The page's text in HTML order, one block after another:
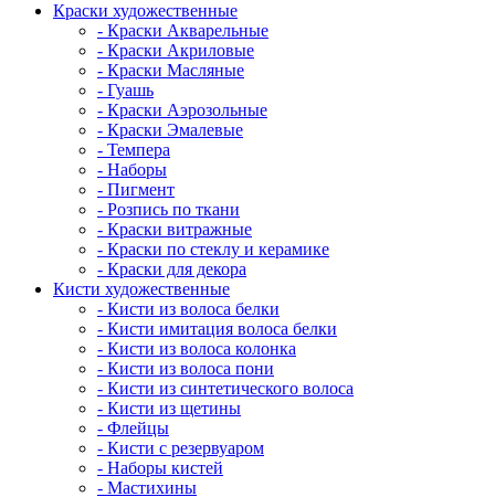
Краски художественные
- Краски Акварельные
- Краски Акриловые
- Краски Масляные
- Гуашь
- Краски Аэрозольные
- Краски Эмалевые
- Темпера
- Наборы
- Пигмент
- Розпись по ткани
- Краски витражные
- Краски по стеклу и керамике
- Краски для декора
Кисти художественные
- Кисти из волоса белки
- Кисти имитация волоса белки
- Кисти из волоса колонка
- Кисти из волоса пони
- Кисти из синтетического волоса
- Кисти из щетины
- Флейцы
- Кисти с резервуаром
- Наборы кистей
- Мастихины